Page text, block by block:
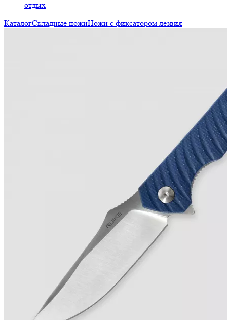
отдых
КаталогСкладные ножиНожи с фиксатором лезвия